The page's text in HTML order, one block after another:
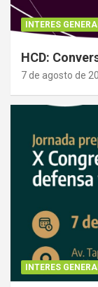
INTERES
HCD:
7 de agosto de
INTERES